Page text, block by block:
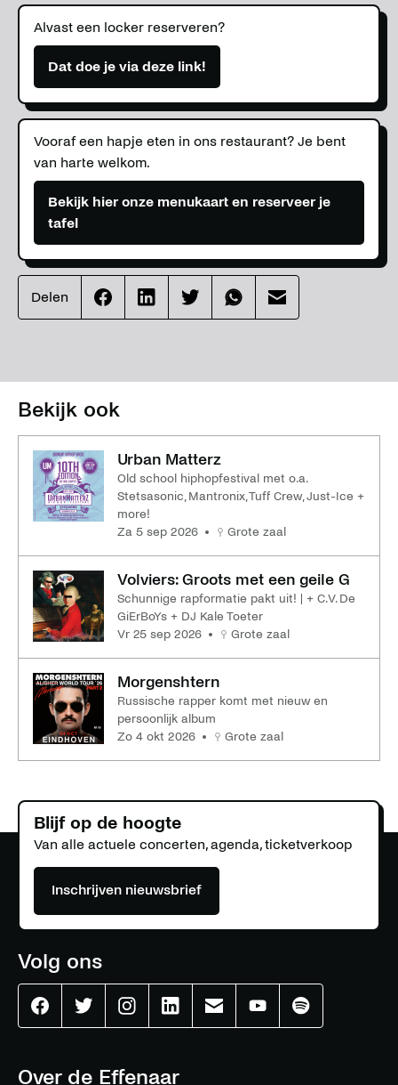
Alvast een locker reserveren?
Dat doe je via deze link!
Vooraf een hapje eten in ons restaurant? Je bent
van harte welkom.
Bekijk hier onze menukaart en reserveer je
tafel
Delen
Effenaar
op
Effenaar
op
Effenaar
op
Effenaar
op
Effenaar
op
Bekijk ook
Urban Matterz
Old school hiphopfestival met o.a.
Stetsasonic, Mantronix, Tuff Crew, Just-Ice +
more!
za 5 sep 2026
Grote zaal
Volviers: Groots met een geile G
Schunnige rapformatie pakt uit! | + C.V. De
GiErBoYs + DJ Kale Toeter
vr 25 sep 2026
Grote zaal
Morgenshtern
Russische rapper komt met nieuw en
persoonlijk album
zo 4 okt 2026
Grote zaal
Over de Effenaar
Blijf op de hoogte
Van alle actuele concerten, agenda, ticketverkoop
Inschrijven nieuwsbrief
Volg ons
EffenaarEffenaarEffenaarEffenaarEffenaarEffenaarEffenaar